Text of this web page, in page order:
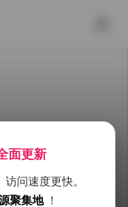
jk制服白丝袜小仙女
面更新
问速度更快。
聚集地 ！